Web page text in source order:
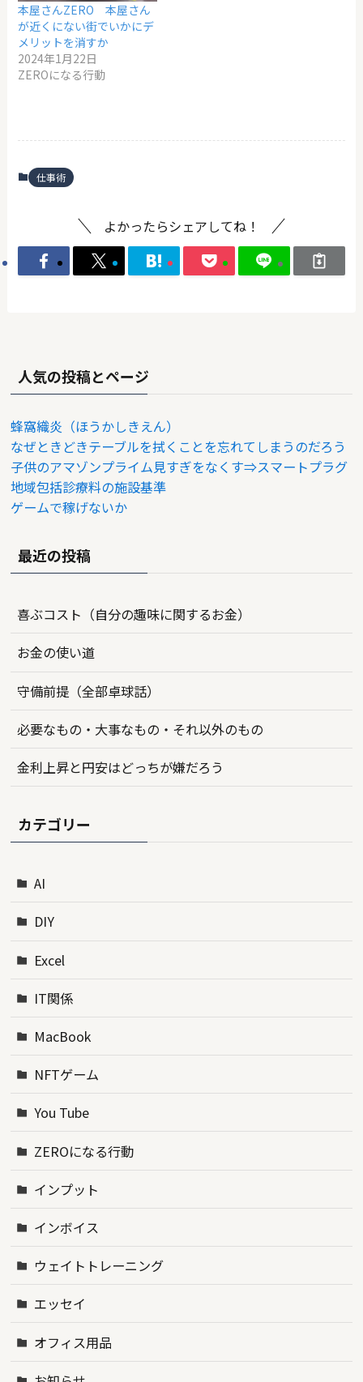
本屋さんZERO 本屋さん
が近くにない街でいかにデ
メリットを消すか
2024年1月22日
ZEROになる行動
仕事術
よかったらシェアしてね！
人気の投稿とページ
蜂窩織炎（ほうかしきえん）
なぜときどきテーブルを拭くことを忘れてしまうのだろう
子供のアマゾンプライム見すぎをなくす⇒スマートプラグ
地域包括診療料の施設基準
ゲームで稼げないか
最近の投稿
喜ぶコスト（自分の趣味に関するお金）
お金の使い道
守備前提（全部卓球話）
必要なもの・大事なもの・それ以外のもの
金利上昇と円安はどっちが嫌だろう
カテゴリー
AI
DIY
Excel
IT関係
MacBook
NFTゲーム
You Tube
ZEROになる行動
インプット
インボイス
ウェイトトレーニング
エッセイ
オフィス用品